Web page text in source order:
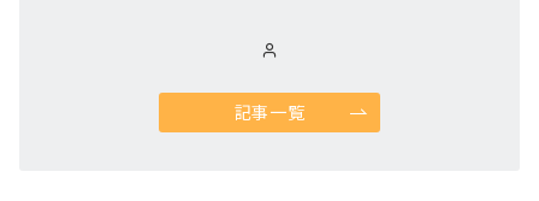
記事一覧